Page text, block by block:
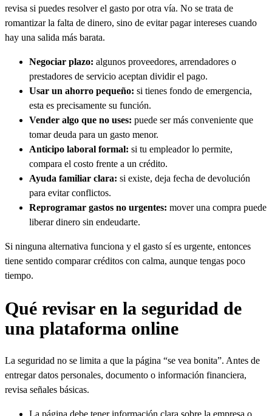
revisa si puedes resolver el gasto por otra vía. No se trata de
romantizar la falta de dinero, sino de evitar pagar intereses cuando
hay una salida más barata.
Negociar plazo: algunos proveedores, arrendadores o
prestadores de servicio aceptan dividir el pago.
Usar un ahorro pequeño: si tienes fondo de emergencia,
esta es precisamente su función.
Vender algo que no uses: puede ser más conveniente que
tomar deuda para un gasto menor.
Anticipo laboral formal: si tu empleador lo permite,
compara el costo frente a un crédito.
Ayuda familiar clara: si existe, deja fecha de devolución
para evitar conflictos.
Reprogramar gastos no urgentes: mover una compra puede
liberar dinero sin endeudarte.
Si ninguna alternativa funciona y el gasto sí es urgente, entonces
tiene sentido comparar créditos con calma, aunque tengas poco
tiempo.
Qué revisar en la seguridad de
una plataforma online
La seguridad no se limita a que la página “se vea bonita”. Antes de
entregar datos personales, documento o información financiera,
revisa señales básicas.
La página debe tener información clara sobre la empresa o